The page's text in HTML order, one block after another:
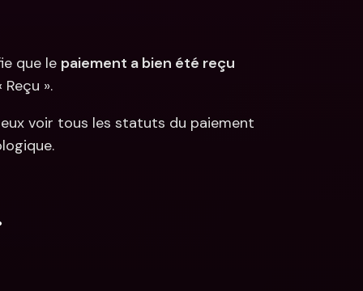
que le paiement a bien été reçu
».
voir tous les statuts du paiement